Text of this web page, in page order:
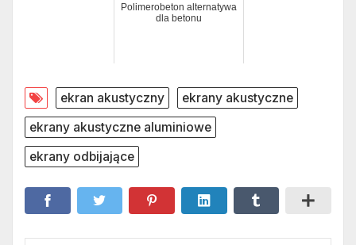
Polimerobeton alternatywa
dla betonu
ekran akustyczny
ekrany akustyczne
ekrany akustyczne aluminiowe
ekrany odbijające